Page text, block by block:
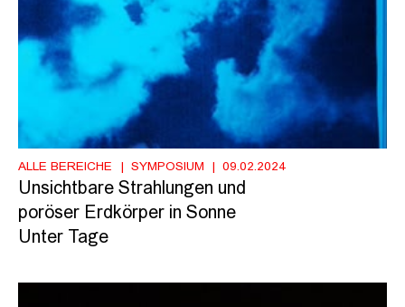
ALLE BEREICHE SYMPOSIUM 09.02.2024
Unsichtbare Strahlungen und
poröser Erdkörper in Sonne
Unter Tage